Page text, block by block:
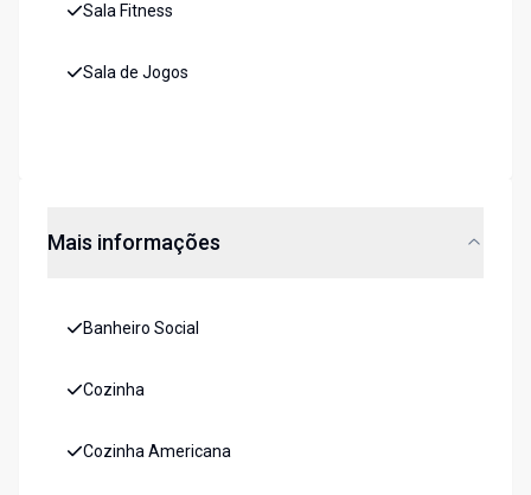
Sala Fitness
Sala de Jogos
Mais informações
Banheiro Social
Cozinha
Cozinha Americana